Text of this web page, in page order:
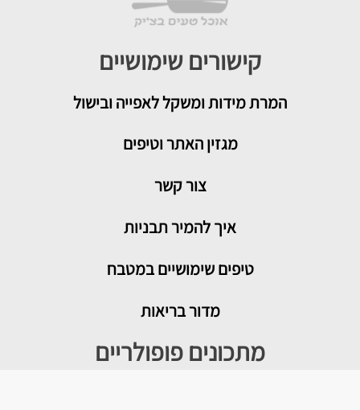
קישורים שימושיים
המרת מידות ומשקל לאפייה ובישול
מגזין האתר וטיפים
צור קשר
איך להמיר תבניות
טיפים שימושיים במטבח
מדור בריאות
מתכונים פופולריים